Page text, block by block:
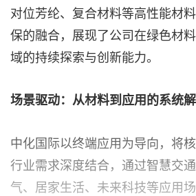
对位芳纶、复合材料等高性能材
保的融合，展现了公司在绿色材
域的持续探索与创新能力。
场景驱动：从材料到应用的系统
中化国际以终端应用为导向，将
行业需求深度结合，通过智慧交
气、居家生活、未来科技等应用